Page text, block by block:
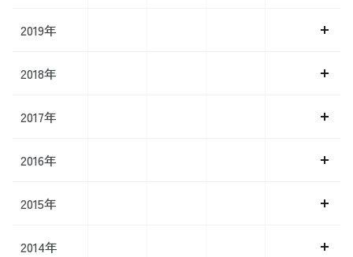
配布や郵送には小さめのサイズが適していますが、展示会やイベントで
性や耐久性を考慮した印刷材料の選択も、長期間の展示や屋外配布には
集チラシ このセクションでは、個性的で温かみのある手書きチラシ
す。このスタイルは、企業や店舗の独自性を際立たせ、採用プロセス全
体で一貫した印象を与える手段として効果的です。 手書きスタイルの
伝え、応募者に親近感を与えます。独自の手書きチラシの作成方法を学
やすい手書きの文字を使用します。必要な情報を箇条書きで簡潔に記述
2019年
2018年
2017年
2016年
2015年
2014年